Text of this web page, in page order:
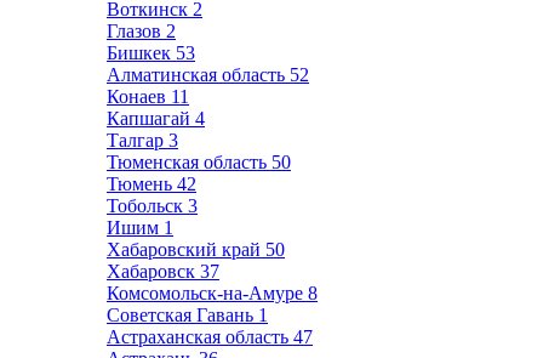
Воткинск 2
Глазов 2
Бишкек 53
Алматинская область 52
Конаев 11
Капшагай 4
Талгар 3
Тюменская область 50
Тюмень 42
Тобольск 3
Ишим 1
Хабаровский край 50
Хабаровск 37
Комсомольск-на-Амуре 8
Советская Гавань 1
Астраханская область 47